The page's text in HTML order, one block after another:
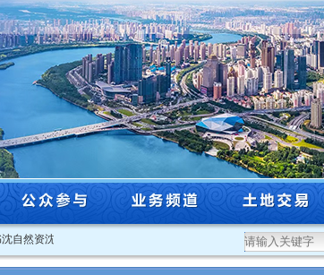
自然资沈北闲认字[2025]3号 关于2025年度沈阳市工程系列自